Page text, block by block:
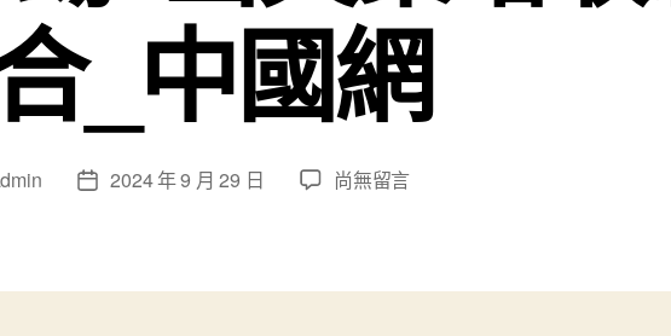
_中國網
文
日
2024 年 9 月 29 日
在
養
尚無留言